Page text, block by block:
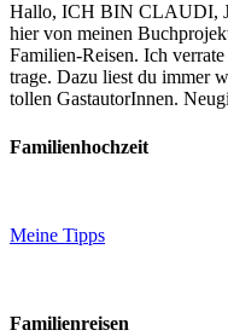
Hallo, ICH BIN CLAUDI,
hier von meinen
Familien-Reisen. Ich
trage. Dazu liest du immer
tollen GastautorInnen.
Familienhochzeit
Meine Tipps
Familienreisen